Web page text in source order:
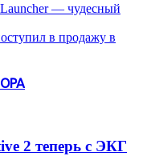
— чудесный
в продажу в
2 теперь с ЭКГ